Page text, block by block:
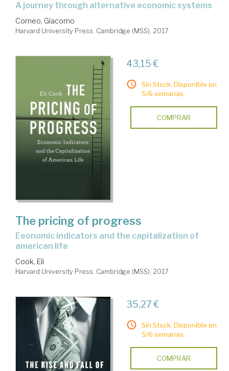
a journey through alternative economic systems
Corneo, Giacomo
Harvard University Press. Cambridge (MSS), 2017
43,15 €
Sin Stock. Disponible en
5/6 semanas.
COMPRAR
The pricing of progress
Eeonomic indicators and the capitalization of
american life
Cook, Eli
Harvard University Press. Cambridge (MSS), 2017
35,27 €
Sin Stock. Disponible en
5/6 semanas.
COMPRAR